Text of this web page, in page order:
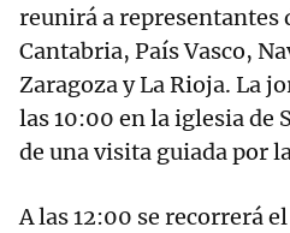
reunirá a representantes
Cantabria, País Vasco,
Zaragoza y La Rioja. La
las 10:00 en la iglesia de
de una visita guiada por
A las 12:00 se recorrerá